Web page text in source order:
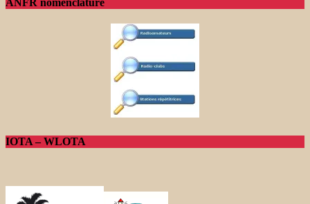
ANFR nomenclature
IOTA – WLOTA